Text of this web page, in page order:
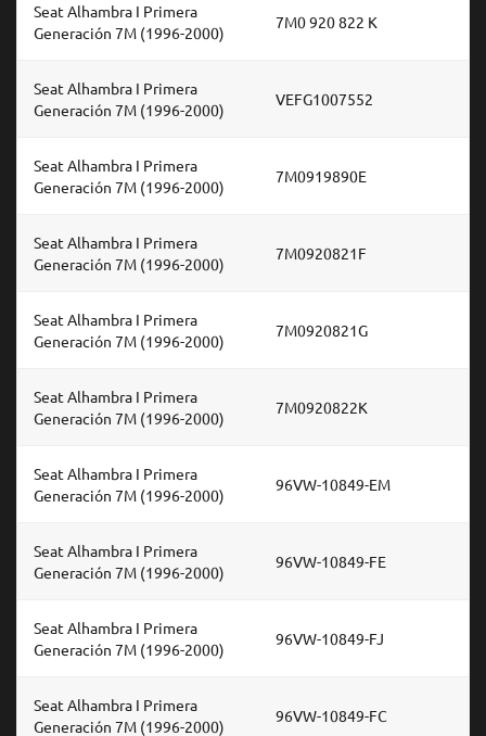
Seat Alhambra I Primera
Generación 7M (1996-2000)
7M0 920 822 K
Seat Alhambra I Primera
Generación 7M (1996-2000)
VEFG1007552
Seat Alhambra I Primera
Generación 7M (1996-2000)
7M0919890E
Seat Alhambra I Primera
Generación 7M (1996-2000)
7M0920821F
Seat Alhambra I Primera
Generación 7M (1996-2000)
7M0920821G
Seat Alhambra I Primera
Generación 7M (1996-2000)
7M0920822K
Seat Alhambra I Primera
Generación 7M (1996-2000)
96VW-10849-EM
Seat Alhambra I Primera
Generación 7M (1996-2000)
96VW-10849-FE
Seat Alhambra I Primera
Generación 7M (1996-2000)
96VW-10849-FJ
Seat Alhambra I Primera
Generación 7M (1996-2000)
96VW-10849-FC